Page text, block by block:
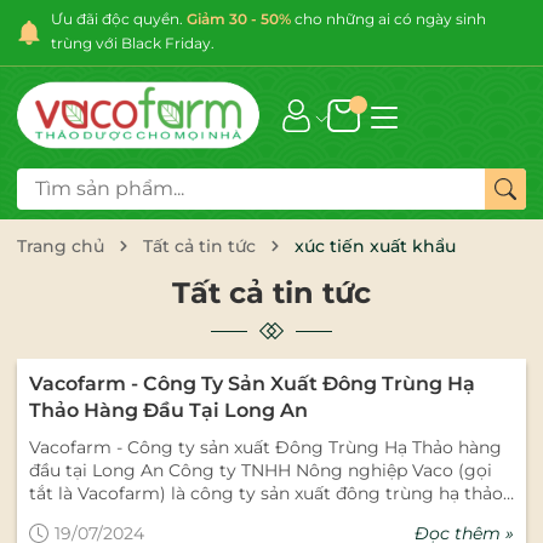
Ưu đãi độc quyền. Giảm 30 - 50% cho những ai có ngày sinh
trùng với Black Friday.
Trang chủ Tất cả tin tức xúc tiến xuất khẩu
Tất cả tin tức
Vacofarm - Công Ty Sản Xuất Đông Trùng Hạ
Thảo Hàng Đầu Tại Long An
Vacofarm - Công ty sản xuất Đông Trùng Hạ Thảo hàng
đầu tại Long An Công ty TNHH Nông nghiệp Vaco (gọi
tắt là Vacofarm) là công ty sản xuất đông trùng hạ thảo
19/07/2024 Đọc thêm »